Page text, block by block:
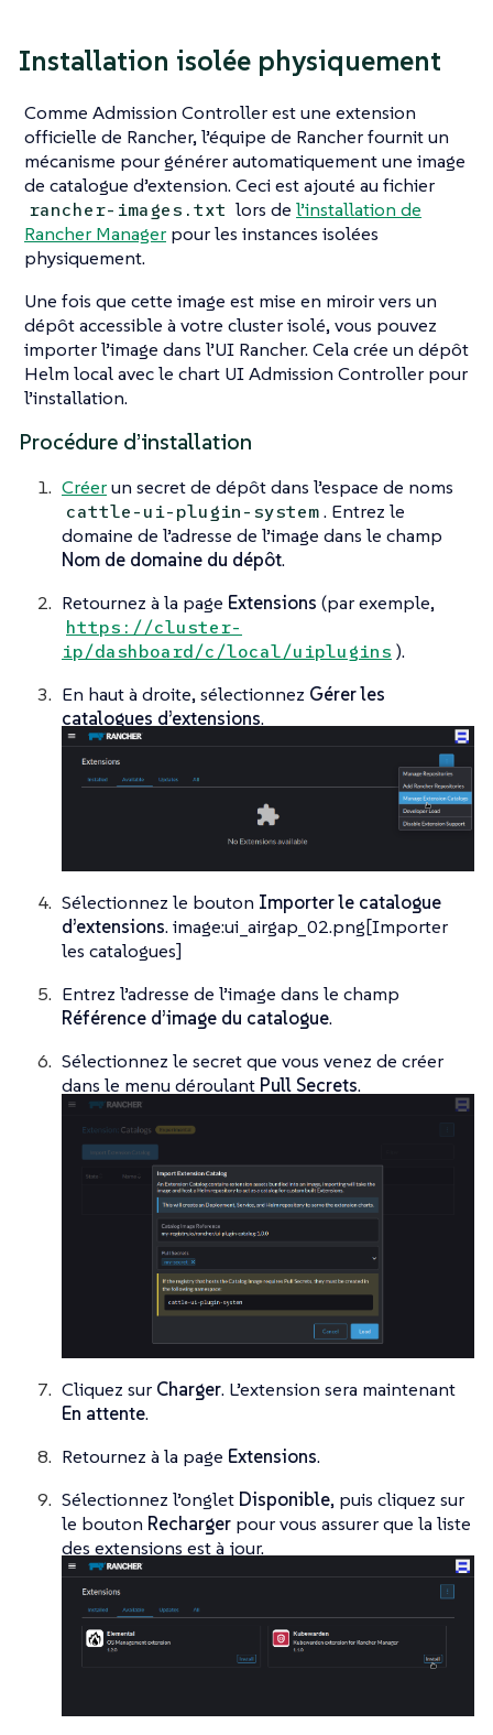
Installation isolée physiquement
Comme Admission Controller est une extension
officielle de Rancher, l’équipe de Rancher fournit un
mécanisme pour générer automatiquement une image
de catalogue d’extension. Ceci est ajouté au fichier
rancher-images.txt lors del’installation de
Rancher Manager pour les instances isolées
physiquement.
Une fois que cette image est mise en miroir vers un
dépôt accessible à votre cluster isolé, vous pouvez
importer l’image dans l’UI Rancher. Cela crée un dépôt
Helm local avec le chart UI Admission Controller pour
l’installation.
Procédure d’installation
Créerun secret de dépôt dans l’espace de noms
cattle-ui-plugin-system. Entrez le
domaine de l’adresse de l’image dans le champ
Nom de domaine du dépôt.
Retournez à la page Extensions (par exemple,
https://cluster-
ip/dashboard/c/local/uiplugins ).
En haut à droite, sélectionnez Gérer les
catalogues d’extensions.
Sélectionnez le bouton Importer le catalogue
d’extensions. image:ui_airgap_02.png[Importer
les catalogues]
Entrez l’adresse de l’image dans le champ
Référence d’image du catalogue.
Sélectionnez le secret que vous venez de créer
dans le menu déroulant Pull Secrets.
Cliquez sur Charger. L’extension sera maintenant
En attente.
Retournez à la page Extensions.
Sélectionnez l’onglet Disponible, puis cliquez sur
le bouton Recharger pour vous assurer que la liste
des extensions est à jour.